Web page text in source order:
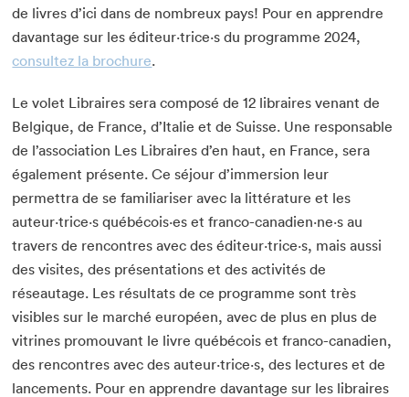
de livres d’ici dans de nombreux pays! Pour en apprendre
davantage sur les éditeur·trice·s du programme 2024,
consultez la brochure.
Le volet Libraires sera composé de 12 libraires venant de
Belgique, de France, d’Italie et de Suisse. Une responsable
de l’association Les Libraires d’en haut, en France, sera
également présente. Ce séjour d’immersion leur
permettra de se familiariser avec la littérature et les
auteur·trice·s québécois·es et franco-canadien·ne·s au
travers de rencontres avec des éditeur·trice·s, mais aussi
des visites, des présentations et des activités de
réseautage. Les résultats de ce programme sont très
visibles sur le marché européen, avec de plus en plus de
vitrines promouvant le livre québécois et franco-canadien,
des rencontres avec des auteur·trice·s, des lectures et de
lancements. Pour en apprendre davantage sur les libraires